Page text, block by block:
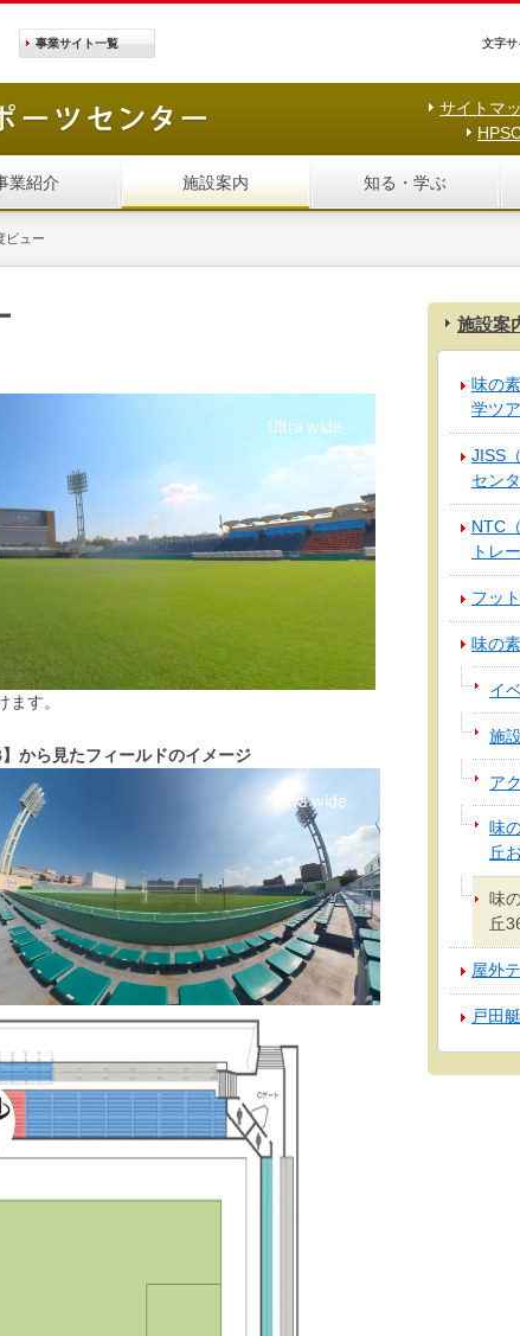
事業サイト一覧 文字サ
サイトマ
業紹介 施設案内 知る・学ぶ
ビュー
す。
】から見たフィールドのイメージ
施設案
味の
学ツ
JISS
センタ
NTC
トレ
フッ
味の
イ
施
ア
味
丘
味
丘
屋外
戸田